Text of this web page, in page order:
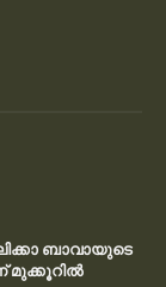
ബാവായുടെ
മുക്കൂറില്‍